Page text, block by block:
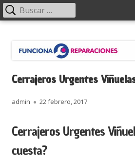
contenido
Menú
principal Buscar:
Cerrajeros Urgentes
Autor
admin
Publicado
22 febrero, 2017
Cerrajeros Urgentes
cuesta?